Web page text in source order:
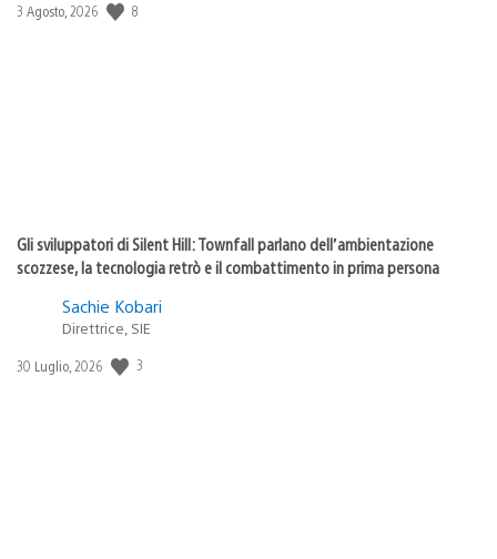
Data
3 Agosto, 2026 8
Gli sviluppatori di Silent Hill: Townfall parlano dell’ambientazione
scozzese, la tecnologia retrò e il combattimento in prima persona
Sachie Kobari
Direttrice, SIE
Data
30 Luglio, 2026 3